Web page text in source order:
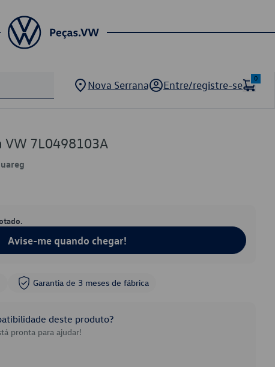
Nova Serrana Entre/registre-se
0
7L0498103A
Avise-me quando chegar!
Garantia de 3 meses de fábrica
deste produto?
pronta para ajudar!